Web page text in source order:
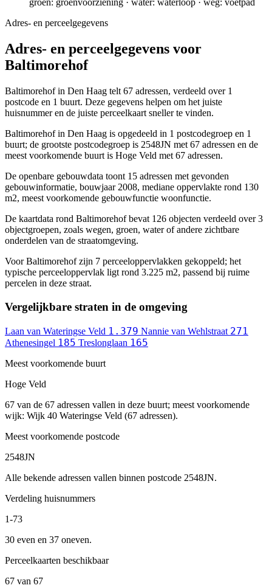
groen: groenvoorziening · water: waterloop · weg: voetpad
Adres- en perceelgegevens
Adres- en perceelgegevens voor
Baltimorehof
Baltimorehof in Den Haag telt 67 adressen, verdeeld over 1
postcode en 1 buurt. Deze gegevens helpen om het juiste
huisnummer en de juiste perceelkaart sneller te vinden.
Baltimorehof in Den Haag is opgedeeld in 1 postcodegroep en 1
buurt; de grootste postcodegroep is 2548JN met 67 adressen en de
meest voorkomende buurt is Hoge Veld met 67 adressen.
De openbare gebouwdata toont 15 adressen met gevonden
gebouwinformatie, bouwjaar 2008, mediane oppervlakte rond 130
m2, meest voorkomende gebouwfunctie woonfunctie.
De kaartdata rond Baltimorehof bevat 126 objecten verdeeld over 3
objectgroepen, zoals wegen, groen, water of andere zichtbare
onderdelen van de straatomgeving.
Voor Baltimorehof zijn 7 perceeloppervlakken gekoppeld; het
typische perceeloppervlak ligt rond 3.225 m2, passend bij ruime
percelen in deze straat.
Vergelijkbare straten in de omgeving
Laan van Wateringse Veld 1.379 Nannie van Wehlstraat 271
Athenesingel 185 Treslonglaan 165
Meest voorkomende buurt
Hoge Veld
67 van de 67 adressen vallen in deze buurt; meest voorkomende
wijk: Wijk 40 Wateringse Veld (67 adressen).
Meest voorkomende postcode
2548JN
Alle bekende adressen vallen binnen postcode 2548JN.
Verdeling huisnummers
1-73
30 even en 37 oneven.
Perceelkaarten beschikbaar
67 van 67